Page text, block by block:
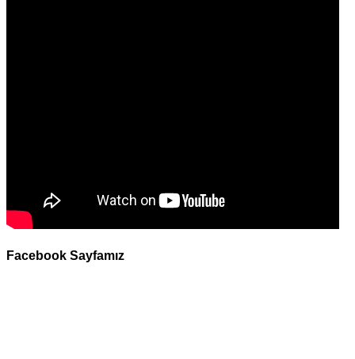
Facebook Sayfamız